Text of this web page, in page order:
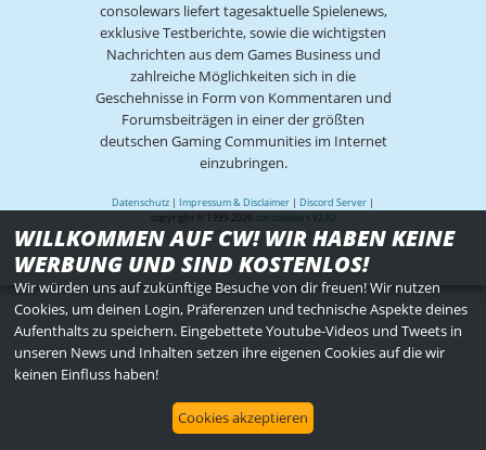
consolewars liefert tagesaktuelle Spielenews,
exklusive Testberichte, sowie die wichtigsten
Nachrichten aus dem Games Business und
zahlreiche Möglichkeiten sich in die
Geschehnisse in Form von Kommentaren und
Forumsbeiträgen in einer der größten
deutschen Gaming Communities im Internet
einzubringen.
Datenschutz | Impressum & Disclaimer | Discord Server |
copyright © 1999-2026
consolewars V2.82
WILLKOMMEN AUF CW! WIR HABEN KEINE
WERBUNG UND SIND KOSTENLOS!
Wir würden uns auf zukünftige Besuche von dir freuen! Wir nutzen
Cookies, um deinen Login, Präferenzen und technische Aspekte deines
Aufenthalts zu speichern. Eingebettete Youtube-Videos und Tweets in
unseren News und Inhalten setzen ihre eigenen Cookies auf die wir
keinen Einfluss haben!
Cookies akzeptieren